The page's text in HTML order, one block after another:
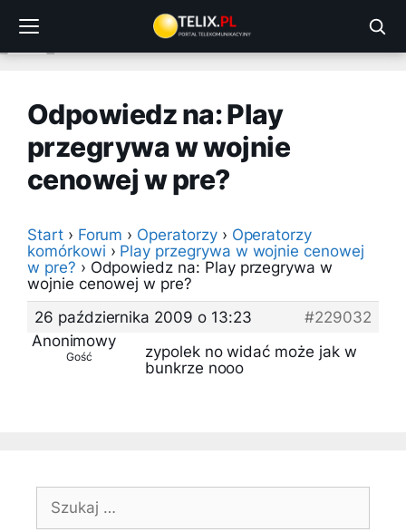
treści
Odpowiedz na: Play
przegrywa w wojnie
cenowej w pre?
Start › Forum › Operatorzy › Operatorzy
komórkowi › Play przegrywa w wojnie cenowej
w pre? › Odpowiedz na: Play przegrywa w
wojnie cenowej w pre?
26 października 2009 o 13:23
#229032
Anonimowy
Gość
zypolek no widać może jak w
bunkrze nooo
Szukaj: